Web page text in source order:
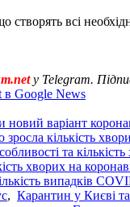
всі
у Telegram.
в Google News
варіант
зросла кількість
та кількість
хворих на
випадків
, Карантин у Києві та